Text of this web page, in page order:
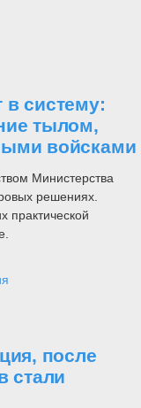
систему:
тылом,
войсками
Министерства
решениях.
практической
после
стали